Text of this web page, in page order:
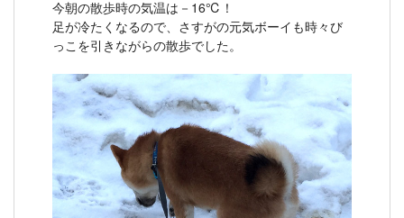
今朝の散歩時の気温は－16℃！
足が冷たくなるので、さすがの元気ボーイも時々び
っこを引きながらの散歩でした。